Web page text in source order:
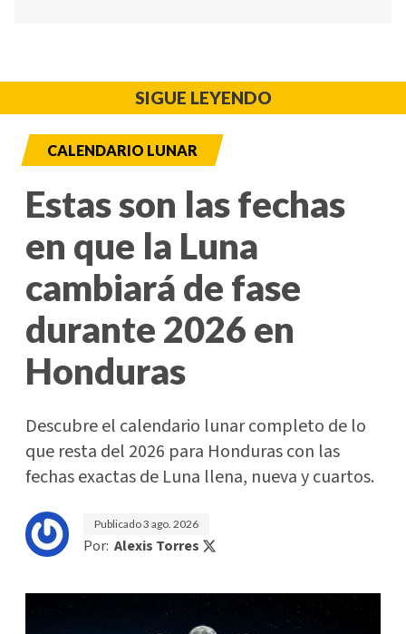
SIGUE LEYENDO
CALENDARIO LUNAR
Estas son las fechas
en que la Luna
cambiará de fase
durante 2026 en
Honduras
Descubre el calendario lunar completo de lo
que resta del 2026 para Honduras con las
fechas exactas de Luna llena, nueva y cuartos.
Publicado3 ago. 2026
Por: Alexis Torres